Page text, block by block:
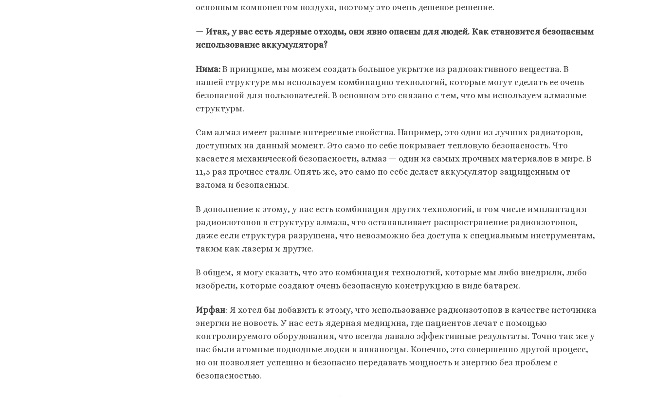
основным компонентом воздуха, поэтому это очень дешевое решение.
— Итак, у вас есть ядерные отходы, они явно опасны для людей. Как становится безопасным
использование аккумулятора?
Нима: В принципе, мы можем создать большое укрытие из радиоактивного вещества. В
нашей структуре мы используем комбинацию технологий, которые могут сделать ее очень
безопасной для пользователей. В основном это связано с тем, что мы используем алмазные
структуры.
Сам алмаз имеет разные интересные свойства. Например, это один из лучших радиаторов,
доступных на данный момент. Это само по себе покрывает тепловую безопасность. Что
касается механической безопасности, алмаз — один из самых прочных материалов в мире. В
11,5 раз прочнее стали. Опять же, это само по себе делает аккумулятор защищенным от
взлома и безопасным.
В дополнение к этому, у нас есть комбинация других технологий, в том числе имплантация
радиоизотопов в структуру алмаза, что останавливает распространение радиоизотопов,
даже если структура разрушена, что невозможно без доступа к специальным инструментам,
таким как лазеры и другие.
В общем, я могу сказать, что это комбинация технологий, которые мы либо внедрили, либо
изобрели, которые создают очень безопасную конструкцию в виде батареи.
Ирфан: Я хотел бы добавить к этому, что использование радиоизотопов в качестве источника
энергии не новость. У нас есть ядерная медицина, где пациентов лечат с помощью
контролируемого оборудования, что всегда давало эффективные результаты. Точно так же у
нас были атомные подводные лодки и авианосцы. Конечно, это совершенно другой процесс,
но он позволяет успешно и безопасно передавать мощность и энергию без проблем с
безопасностью.